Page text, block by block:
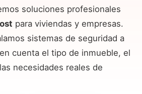
soluciones profesionales
para viviendas y empresas.
sistemas de seguridad a
cuenta el tipo de inmueble, el
necesidades reales de